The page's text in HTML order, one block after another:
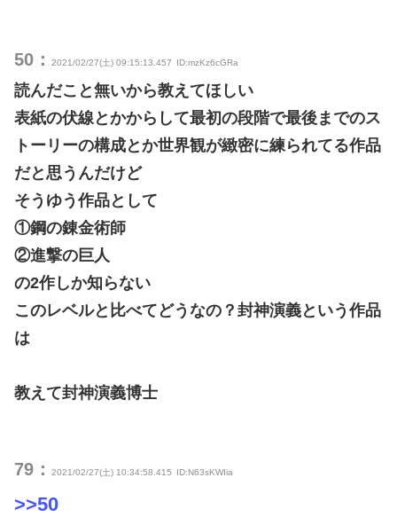
50： 2021/02/27(土) 09:15:13.457 ID:mzKz6cGRa
読んだこと無いから教えてほしい
表紙の伏線とかからして最初の段階で最後までのス
トーリーの構成とか世界観が緻密に練られてる作品
だと思うんだけど
そうゆう作品として
①鋼の錬金術師
②進撃の巨人
の2作しか知らない
このレベルと比べてどうなの？封神演義という作品
は
教えて封神演義博士
79： 2021/02/27(土) 10:34:58.415 ID:N63sKWIia
>>50